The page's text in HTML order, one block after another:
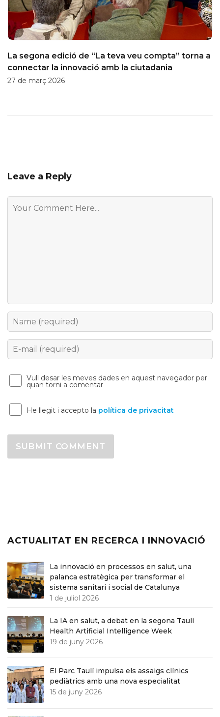
La segona edició de “La teva veu compta” torna a
connectar la innovació amb la ciutadania
27 de març 2026
Leave a Reply
Comment
Name
Email
Vull desar les meves dades en aquest navegador per
quan torni a comentar
He llegit i accepto la política de privacitat
ACTUALITAT EN RECERCA I INNOVACIÓ
La innovació en processos en salut, una
palanca estratègica per transformar el
sistema sanitari i social de Catalunya
1 de juliol 2026
La IA en salut, a debat en la segona Taulí
Health Artificial Intelligence Week
19 de juny 2026
El Parc Taulí impulsa els assaigs clínics
pediàtrics amb una nova especialitat
15 de juny 2026